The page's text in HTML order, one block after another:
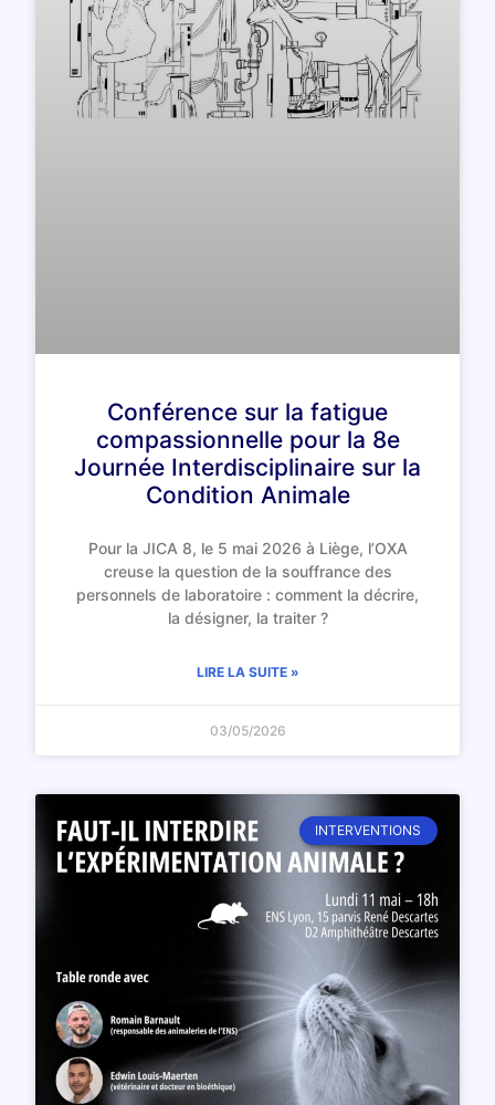
Conférence sur la fatigue
compassionnelle pour la 8e
Journée Interdisciplinaire sur la
Condition Animale
Pour la JICA 8, le 5 mai 2026 à Liège, l’OXA
creuse la question de la souffrance des
personnels de laboratoire : comment la décrire,
la désigner, la traiter ?
LIRE LA SUITE »
03/05/2026
INTERVENTIONS